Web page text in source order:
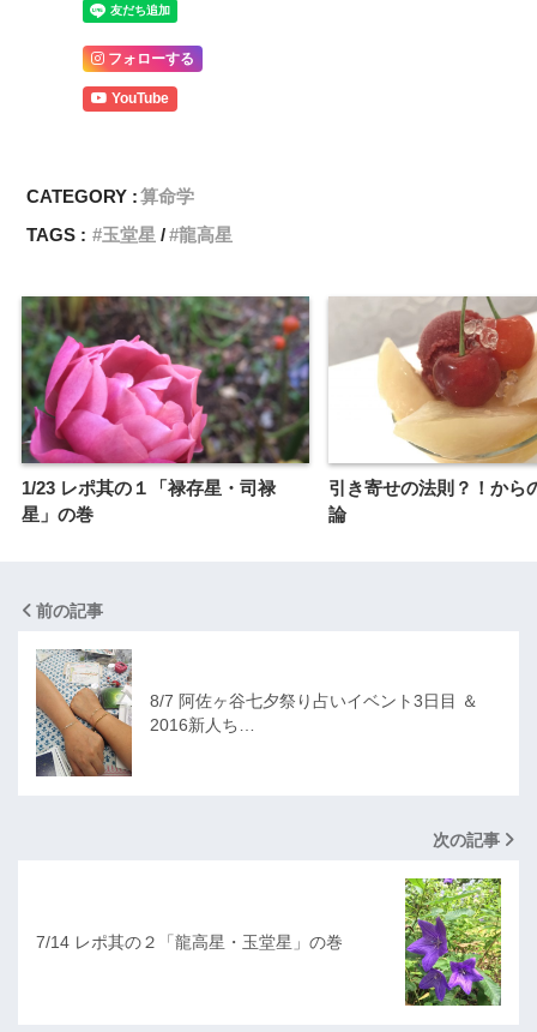
フォローする
YouTube
CATEGORY :算命学
TAGS :
玉堂星 龍高星
1/23 レポ其の１「禄存星・司禄
星」の巻
引き寄せの法則？！から
論
前の記事
8/7 阿佐ヶ谷七夕祭り占いイベント3日目 ＆
2016新人ち…
次の記事
7/14 レポ其の２「龍高星・玉堂星」の巻